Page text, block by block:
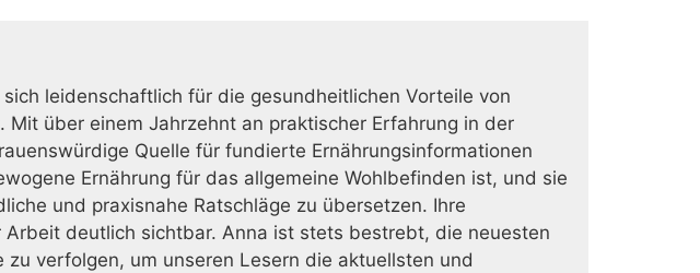
leidenschaftlich für die gesundheitlichen Vorteile von
über einem Jahrzehnt an praktischer Erfahrung in der
Quelle für fundierte Ernährungsinformationen
Ernährung für das allgemeine Wohlbefinden ist, und sie
und praxisnahe Ratschläge zu übersetzen. Ihre
deutlich sichtbar. Anna ist stets bestrebt, die neuesten
verfolgen, um unseren Lesern die aktuellsten und